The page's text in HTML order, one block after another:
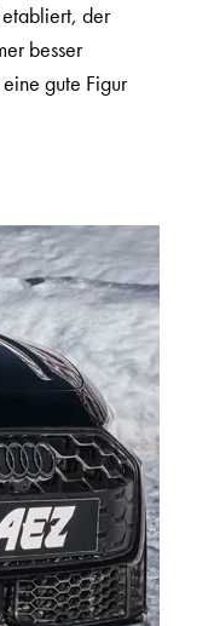
der
besser
gute Figur